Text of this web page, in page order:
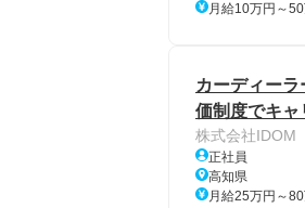
月給10万円～50
カーディー
価制度でキャ
株式会社IDOM
正社員
高知県
月給25万円～80